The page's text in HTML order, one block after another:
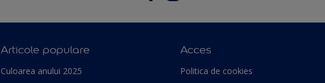
Articole populare
Culoarea anului 2025
Acces
Politica de cookies